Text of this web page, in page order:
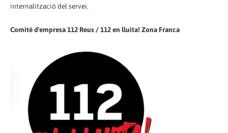
internalització del servei.
Comitè d'empresa 112 Reus / 112 en lluita! Zona Franca